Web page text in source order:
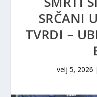
SRČANI
TVRDI –
velj 5, 2026 |